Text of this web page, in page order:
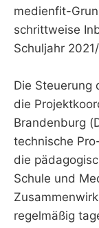
medienfit-
schrittweise
Schuljahr
Die Steuerung
die
Brandenburg
technische
die
Schule und
regelmäßig